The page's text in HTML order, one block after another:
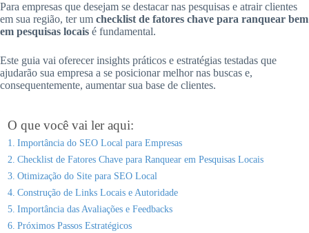
Para empresas que desejam se destacar nas pesquisas e atrair clientes
em sua região, ter um checklist de fatores chave para ranquear bem
em pesquisas locais é fundamental.
Este guia vai oferecer insights práticos e estratégias testadas que
ajudarão sua empresa a se posicionar melhor nas buscas e,
consequentemente, aumentar sua base de clientes.
O que você vai ler aqui:
Importância do SEO Local para Empresas
Checklist de Fatores Chave para Ranquear em Pesquisas Locais
Otimização do Site para SEO Local
Construção de Links Locais e Autoridade
Importância das Avaliações e Feedbacks
Próximos Passos Estratégicos